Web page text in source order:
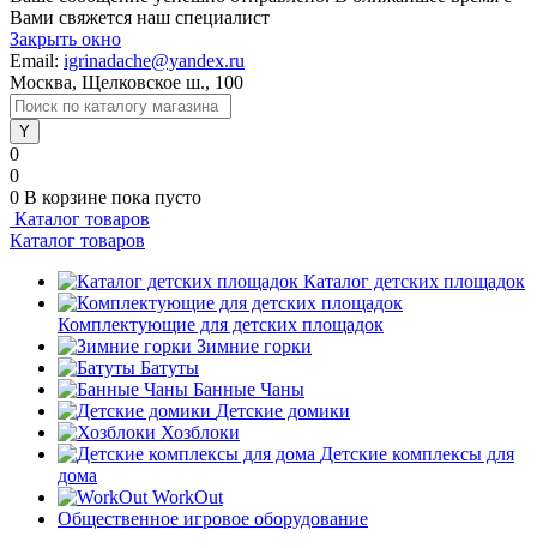
Вами свяжется наш специалист
Закрыть окно
Email: igrinadache@yandex.ru
Москва, Щелковское ш., 100
0
0
0 В корзине пока пусто
Каталог товаров
Каталог товаров
Каталог детских площадок
Комплектующие для детских площадок
Зимние горки
Батуты
Банные Чаны
Детские домики
Хозблоки
Детские комплексы для
дома
WorkOut
Общественное игровое оборудование